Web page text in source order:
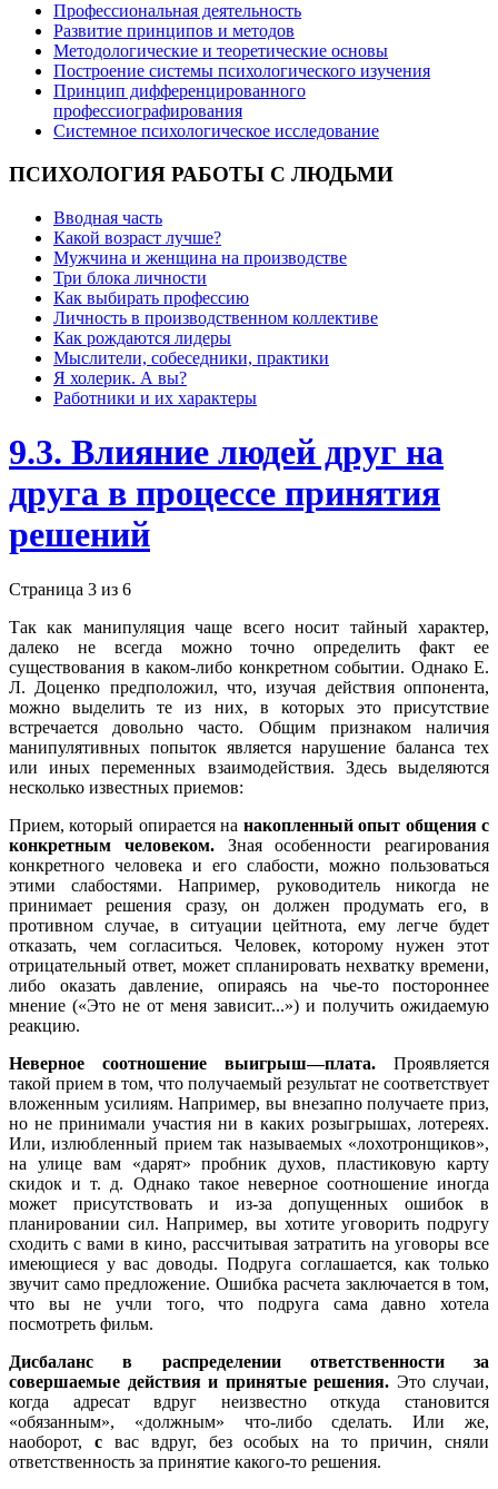
Профессиональная деятельность
Развитие принципов и методов
Методологические и теоретические основы
Построение системы психологического изучения
Принцип дифференцированного
профессиографирования
Системное психологическое исследование
ПСИХОЛОГИЯ РАБОТЫ С ЛЮДЬМИ
Вводная часть
Какой возраст лучше?
Мужчина и женщина на производстве
Три блока личности
Как выбирать профессию
Личность в производственном коллективе
Как рождаются лидеры
Мыслители, собеседники, практики
Я холерик. А вы?
Работники и их характеры
9.3. Влияние людей друг на
друга в процессе принятия
решений
Страница 3 из 6
Так как манипуляция чаще всего носит тайный характер,
далеко не всегда можно точно определить факт ее
существования в каком-либо конкретном событии. Однако Е.
Л. Доценко предположил, что, изучая действия оппонента,
можно выделить те из них, в которых это присутствие
встречается довольно часто. Общим признаком наличия
манипулятивных попыток является нарушение баланса тех
или иных переменных взаимодействия. Здесь выделяются
несколько известных приемов:
Прием, который опирается на накопленный опыт общения с
конкретным человеком. Зная особенности реагирования
конкретного человека и его слабости, можно пользоваться
этими слабостями. Например, руководитель никогда не
принимает решения сразу, он должен продумать его, в
противном случае, в ситуации цейтнота, ему легче будет
отказать, чем согласиться. Человек, которому нужен этот
отрицательный ответ, может спланировать нехватку времени,
либо оказать давление, опираясь на чье-то постороннее
мнение («Это не от меня зависит...») и получить ожидаемую
реакцию.
Неверное соотношение выигрыш—плата. Проявляется
такой прием в том, что получаемый результат не соответствует
вложенным усилиям. Например, вы внезапно получаете приз,
но не принимали участия ни в каких розыгрышах, лотереях.
Или, излюбленный прием так называемых «лохотронщиков»,
на улице вам «дарят» пробник духов, пластиковую карту
скидок и т. д. Однако такое неверное соотношение иногда
может присутствовать и из-за допущенных ошибок в
планировании сил. Например, вы хотите уговорить подругу
сходить с вами в кино, рассчитывая затратить на уговоры все
имеющиеся у вас доводы. Подруга соглашается, как только
звучит само предложение. Ошибка расчета заключается в том,
что вы не учли того, что подруга сама давно хотела
посмотреть фильм.
Дисбаланс в распределении ответственности за
совершаемые действия и принятые решения. Это случаи,
когда адресат вдруг неизвестно откуда становится
«обязанным», «должным» что-либо сделать. Или же,
наоборот, с вас вдруг, без особых на то причин, сняли
ответственность за принятие какого-то решения.